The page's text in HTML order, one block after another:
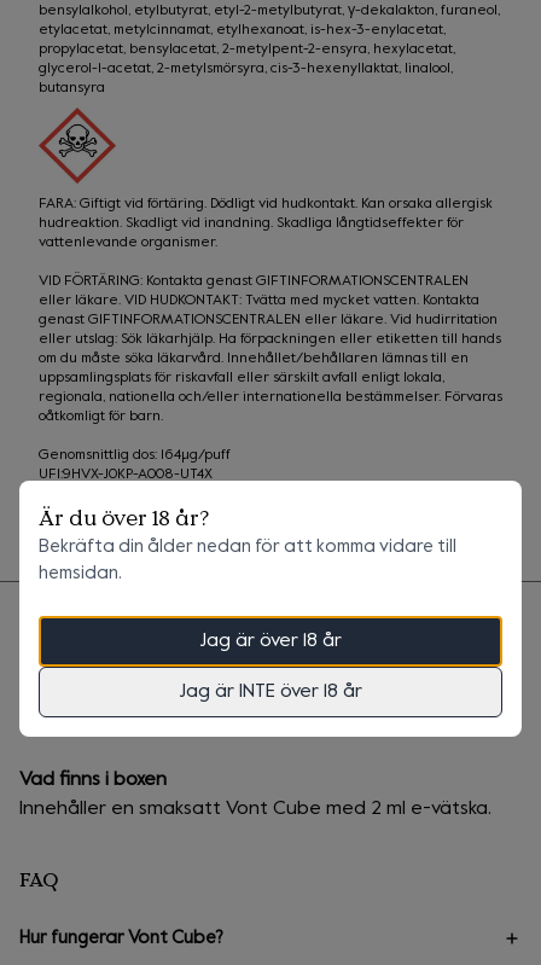
Är du över 18 år?
Bekräfta din ålder nedan för att komma vidare till
hemsidan.
Jag är över 18 år
Jag är INTE över 18 år
Totalt 0 kr
bensylalkohol, etylbutyrat, etyl-2-metylbutyrat, γ-dekalakton, furaneol,
etylacetat, metylcinnamat, etylhexanoat, is-hex-3-enylacetat,
propylacetat, bensylacetat, 2-metylpent-2-ensyra, hexylacetat,
glycerol-1-acetat, 2-metylsmörsyra, cis-3-hexenyllaktat, linalool,
butansyra
FARA: Giftigt vid förtäring. Dödligt vid hudkontakt. Kan orsaka allergisk
hudreaktion. Skadligt vid inandning. Skadliga långtidseffekter för
vattenlevande organismer.
VID FÖRTÄRING: Kontakta genast GIFTINFORMATIONSCENTRALEN
eller läkare. VID HUDKONTAKT: Tvätta med mycket vatten. Kontakta
genast GIFTINFORMATIONSCENTRALEN eller läkare. Vid hudirritation
eller utslag: Sök läkarhjälp. Ha förpackningen eller etiketten till hands
om du måste söka läkarvård. Innehållet/behållaren lämnas till en
uppsamlingsplats för riskavfall eller särskilt avfall enligt lokala,
regionala, nationella och/eller internationella bestämmelser. Förvaras
oåtkomligt för barn.
Genomsnittlig dos: 164µg/puff
UFI:9HVX-J0KP-A008-UT4X
Specifikationer
Vad finns i boxen
Innehåller en smaksatt Vont Cube med 2 ml e-vätska.
FAQ
Hur fungerar Vont Cube?